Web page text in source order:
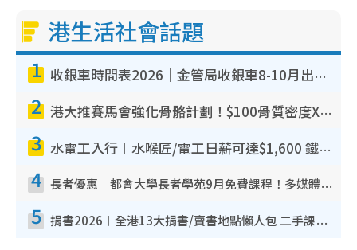
港生活社會話題
1 收銀車時間表2026｜金管局收銀車8-10月出沒地點+時間！無須手續費！硬幣免費轉現鈔或增值至八達通
2 港大推賽馬會強化骨骼計劃！$100骨質密度X光檢查 完成免費運動訓練送超市禮券！附參加資格
3 水電工入行︱水喉匠/電工日薪可達$1,600 鐵飯碗職業難被AI取代！附薪酬參考＋入行考牌途徑
4 長者優惠｜都會大學長者學苑9月免費課程！多媒體/微電影創作/網絡安全 附報名方法教學
5 捐書2026︱全港13大捐書/賣書地點懶人包 二手課本最高$150＋舊書換免費咖啡/戲票